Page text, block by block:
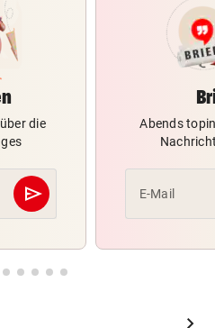
die
send
Abschicken
Abends
E-Mail